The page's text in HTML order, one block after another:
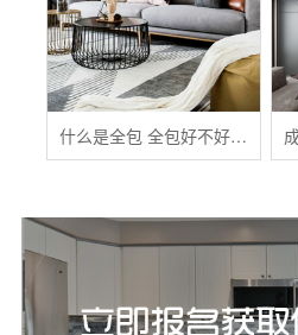
什么是全包 全包好不好 全包装修注意事项有哪些